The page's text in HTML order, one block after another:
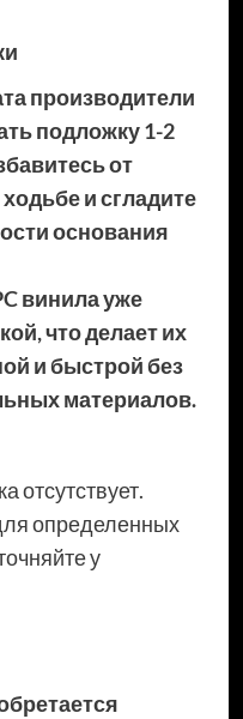
производители
подложку 1-2
от
и сгладите
основания
винила уже
что делает их
и быстрой без
материалов.
отсутствует.
определенных
у